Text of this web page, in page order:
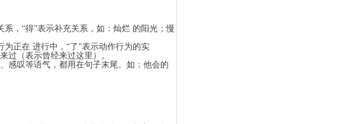
，“得”表示补充关系，如：灿烂 的阳光；慢
正在 进行中，“了”表示动作行为的实
过（表示曾经来过这里）。
叹等语气，都用在句子末尾。如：他会的